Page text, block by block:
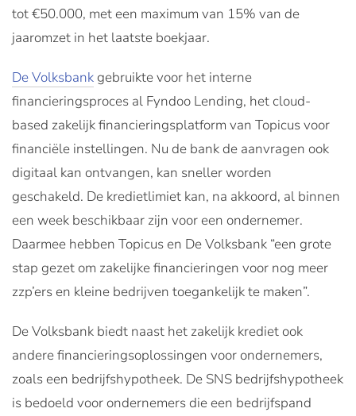
tot €50.000, met een maximum van 15% van de
jaaromzet in het laatste boekjaar.
De Volksbankgebruikte voor het interne
financieringsproces al Fyndoo Lending, het cloud-
based zakelijk financieringsplatform van Topicus voor
financiële instellingen. Nu de bank de aanvragen ook
digitaal kan ontvangen, kan sneller worden
geschakeld. De kredietlimiet kan, na akkoord, al binnen
een week beschikbaar zijn voor een ondernemer.
Daarmee hebben Topicus en De Volksbank “een grote
stap gezet om zakelijke financieringen voor nog meer
zzp’ers en kleine bedrijven toegankelijk te maken”.
De Volksbank biedt naast het zakelijk krediet ook
andere financieringsoplossingen voor ondernemers,
zoals een bedrijfshypotheek. De SNS bedrijfshypotheek
is bedoeld voor ondernemers die een bedrijfspand